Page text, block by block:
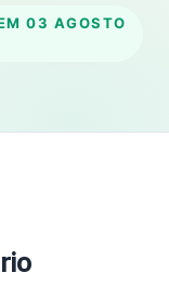
03 AGOSTO